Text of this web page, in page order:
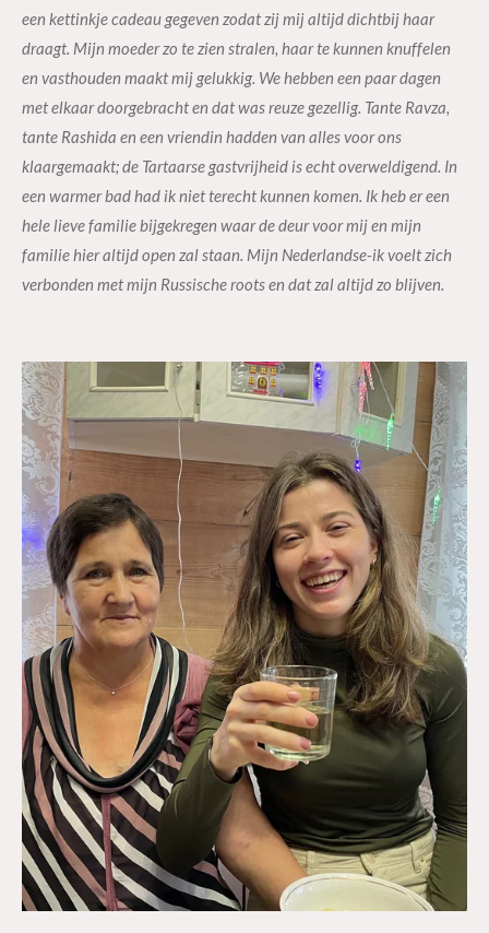
een kettinkje cadeau gegeven zodat zij mij altijd dichtbij haar
draagt. Mijn moeder zo te zien stralen, haar te kunnen knuffelen
en vasthouden maakt mij gelukkig. We hebben een paar dagen
met elkaar doorgebracht en dat was reuze gezellig. Tante Ravza,
tante Rashida en een vriendin hadden van alles voor ons
klaargemaakt; de Tartaarse gastvrijheid is echt overweldigend. In
een warmer bad had ik niet terecht kunnen komen. Ik heb er een
hele lieve familie bijgekregen waar de deur voor mij en mijn
familie hier altijd open zal staan. Mijn Nederlandse-ik voelt zich
verbonden met mijn Russische roots en dat zal altijd zo blijven.